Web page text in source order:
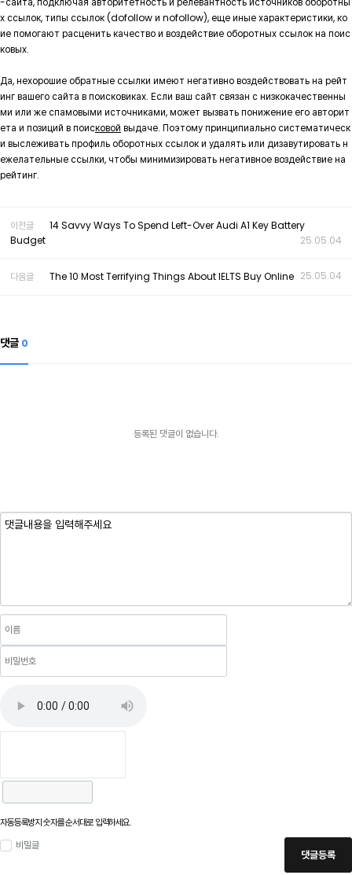
х ссылок, типы ссылок (dofollow и nofollow), еще иные характеристики, ко
ие помогают расценить качество и воздействие оборотных ссылок на поис
ковых.
Да, нехорошие обратные ссылки имеют негативно воздействовать на рейт
инг вашего сайта в поисковиках. Если ваш сайт связан с низкокачественны
ми или же спамовыми источниками, может вызвать понижение его авторит
ета и позиций в поисковой выдаче. Поэтому принципиально систематическ
и выслеживать профиль оборотных ссылок и удалять или дизавутировать н
ежелательные ссылки, чтобы минимизировать негативное воздействие на
рейтинг.
이전글
14 Savvy Ways To Spend Left-Over Audi A1 Key Battery
Budget
25.05.04
다음글 The 10 Most Terrifying Things About IELTS Buy Online 25.05.04
댓글 0
등록된 댓글이 없습니다.
자동등록방지 숫자를 순서대로 입력하세요.
비밀글
댓글등록